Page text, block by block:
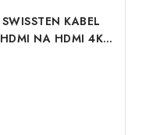
SWISSTEN KABEL
HDMI NA HDMI 4K